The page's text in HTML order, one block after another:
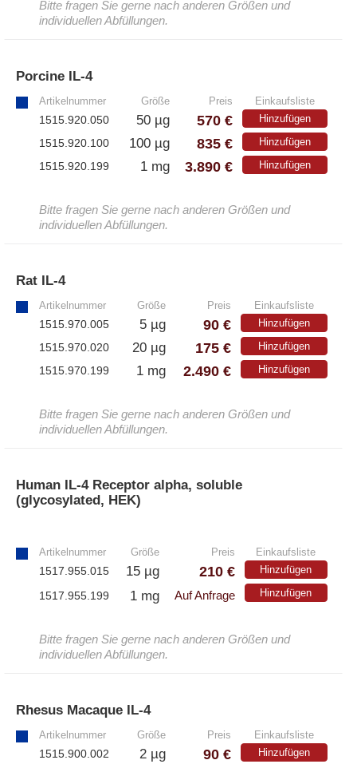
Bitte fragen Sie gerne nach anderen Größen und
individuellen Abfüllungen.
Porcine IL-4
Artikelnummer Größe Preis Einkaufsliste
1515.920.050 50 µg 570 € Hinzufügen
1515.920.100 100 µg 835 € Hinzufügen
1515.920.199 1 mg 3.890 € Hinzufügen
Bitte fragen Sie gerne nach anderen Größen und
individuellen Abfüllungen.
Rat IL-4
Artikelnummer Größe Preis Einkaufsliste
1515.970.005 5 µg 90 € Hinzufügen
1515.970.020 20 µg 175 € Hinzufügen
1515.970.199 1 mg 2.490 € Hinzufügen
Bitte fragen Sie gerne nach anderen Größen und
individuellen Abfüllungen.
Human IL-4 Receptor alpha, soluble
(glycosylated, HEK)
Artikelnummer Größe Preis Einkaufsliste
1517.955.015 15 µg 210 € Hinzufügen
1517.955.199 1 mg Auf Anfrage Hinzufügen
Bitte fragen Sie gerne nach anderen Größen und
individuellen Abfüllungen.
Rhesus Macaque IL-4
Artikelnummer Größe Preis Einkaufsliste
1515.900.002 2 µg 90 € Hinzufügen